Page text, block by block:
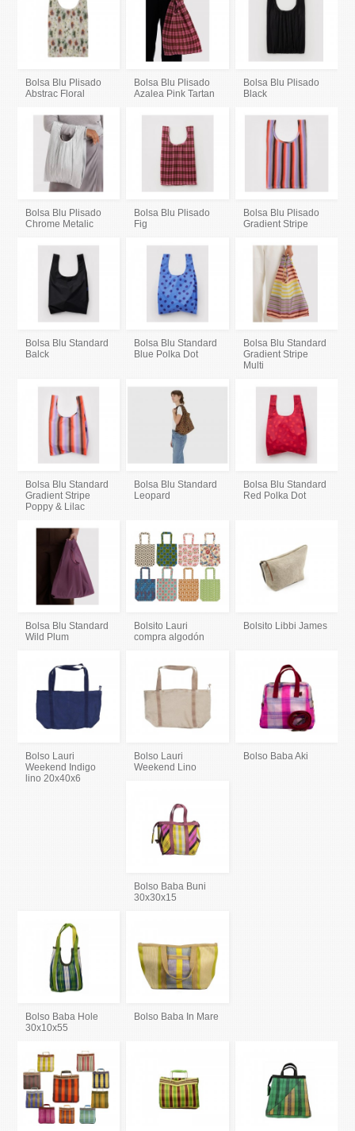
Bolsa Blu Plisado
Abstrac Floral
Bolsa Blu Plisado
Azalea Pink Tartan
Bolsa Blu Plisado
Black
Bolsa Blu Plisado
Chrome Metalic
Bolsa Blu Plisado
Fig
Bolsa Blu Plisado
Gradient Stripe
Bolsa Blu Standard
Balck
Bolsa Blu Standard
Blue Polka Dot
Bolsa Blu Standard
Gradient Stripe
Multi
Bolsa Blu Standard
Gradient Stripe
Poppy & Lilac
Bolsa Blu Standard
Leopard
Bolsa Blu Standard
Red Polka Dot
Bolsa Blu Standard
Wild Plum
Bolsito Lauri
compra algodón
Bolsito Libbi James
Bolso Lauri
Weekend Indigo
lino 20x40x6
Bolso Lauri
Weekend Lino
Bolso Baba Aki
Bolso Baba Buni
30x30x15
Bolso Baba Hole
30x10x55
Bolso Baba In Mare